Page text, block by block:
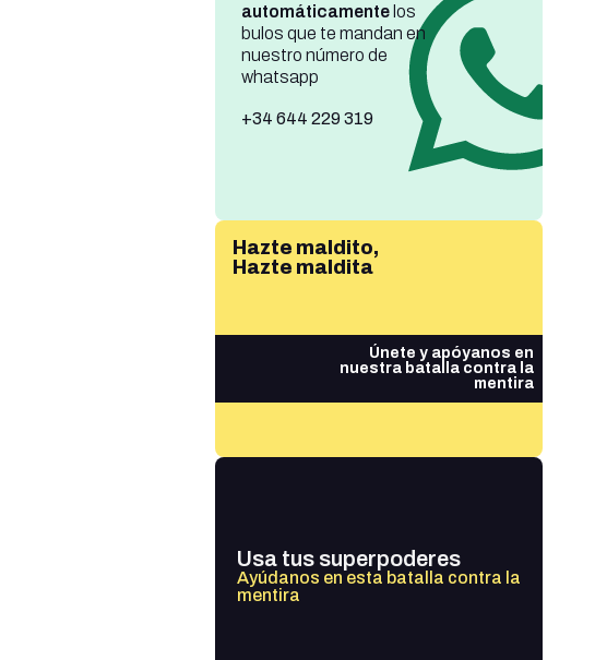
automáticamentelos
bulos que te mandan en
nuestro número de
whatsapp
+34 644 229 319
Hazte maldito,
Hazte maldita
Únete y apóyanos en
nuestra batalla contra la
mentira
Usa tus superpoderes
Ayúdanos en esta batalla contra la
mentira